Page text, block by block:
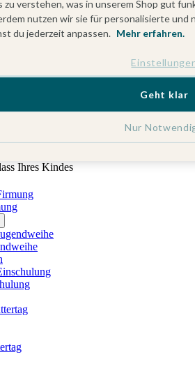
Taufe
Ihres Kindes
zu verstehen, was in unserem Shop gut
nutzen wir sie für personalisierte
du jederzeit anpassen.
Mehr erfahren.
Nur
Geht klar